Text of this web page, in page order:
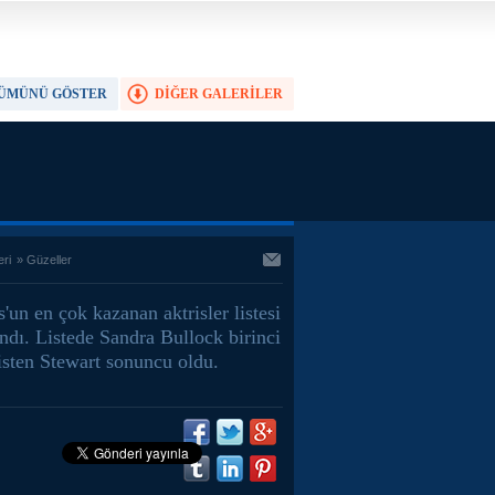
DİĞER GALERİLER
GÖSTER
» Güzeller
en çok kazanan aktrisler listesi
Listede Sandra Bullock birinci
Stewart sonuncu oldu.